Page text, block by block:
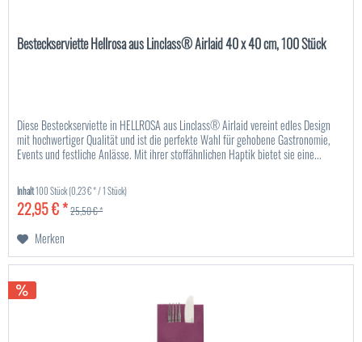
Besteckserviette Hellrosa aus Linclass® Airlaid 40 x 40 cm, 100 Stück
Diese Besteckserviette in HELLROSA aus Linclass® Airlaid vereint edles Design
mit hochwertiger Qualität und ist die perfekte Wahl für gehobene Gastronomie,
Events und festliche Anlässe. Mit ihrer stoffähnlichen Haptik bietet sie eine...
Inhalt100 Stück(0,23 € * / 1 Stück)
22,95 € *25,50 € *
Merken